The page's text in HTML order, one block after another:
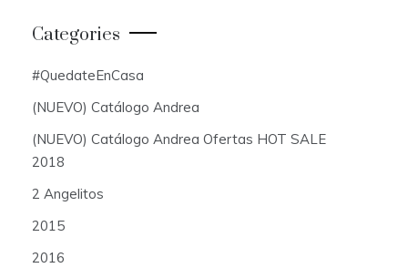
Categories
#QuedateEnCasa
(NUEVO) Catálogo Andrea
(NUEVO) Catálogo Andrea Ofertas HOT SALE
2018
2 Angelitos
2015
2016